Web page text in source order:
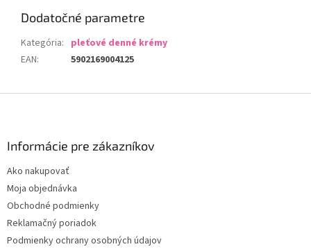
Dodatočné parametre
Kategória: pleťové denné krémy
EAN: 5902169004125
Informácie pre zákazníkov
Ako nakupovať
Moja objednávka
Obchodné podmienky
Reklamačný poriadok
Podmienky ochrany osobných údajov